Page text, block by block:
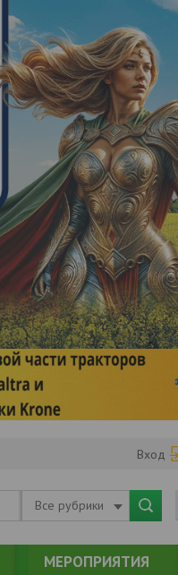
Вход
Все рубрики
МЕРОПРИЯТИЯ